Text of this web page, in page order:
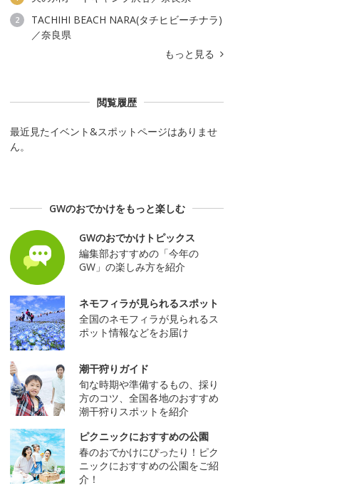
2
TACHIHI BEACH NARA(タチヒビーチナラ)
／奈良県
もっと見る
閲覧履歴
最近見たイベント&スポットページはありませ
ん。
GWのおでかけをもっと楽しむ
GWのおでかけトピックス
編集部おすすめの「今年の
GW」の楽しみ方を紹介
ネモフィラが見られるスポット
全国のネモフィラが見られるス
ポット情報などをお届け
潮干狩りガイド
旬な時期や準備するもの、採り
方のコツ、全国各地のおすすめ
潮干狩りスポットを紹介
ピクニックにおすすめの公園
春のおでかけにぴったり！ピク
ニックにおすすめの公園をご紹
介！